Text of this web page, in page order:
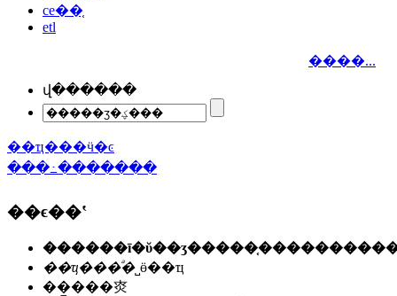
ce��֤
etl
����...
վ������
��ҵ���ӵ�ͼ
���߸�������
��ϵ��ʽ
��ҵ���ͣ�˽ӫ��ҵ
��ַ���㶫